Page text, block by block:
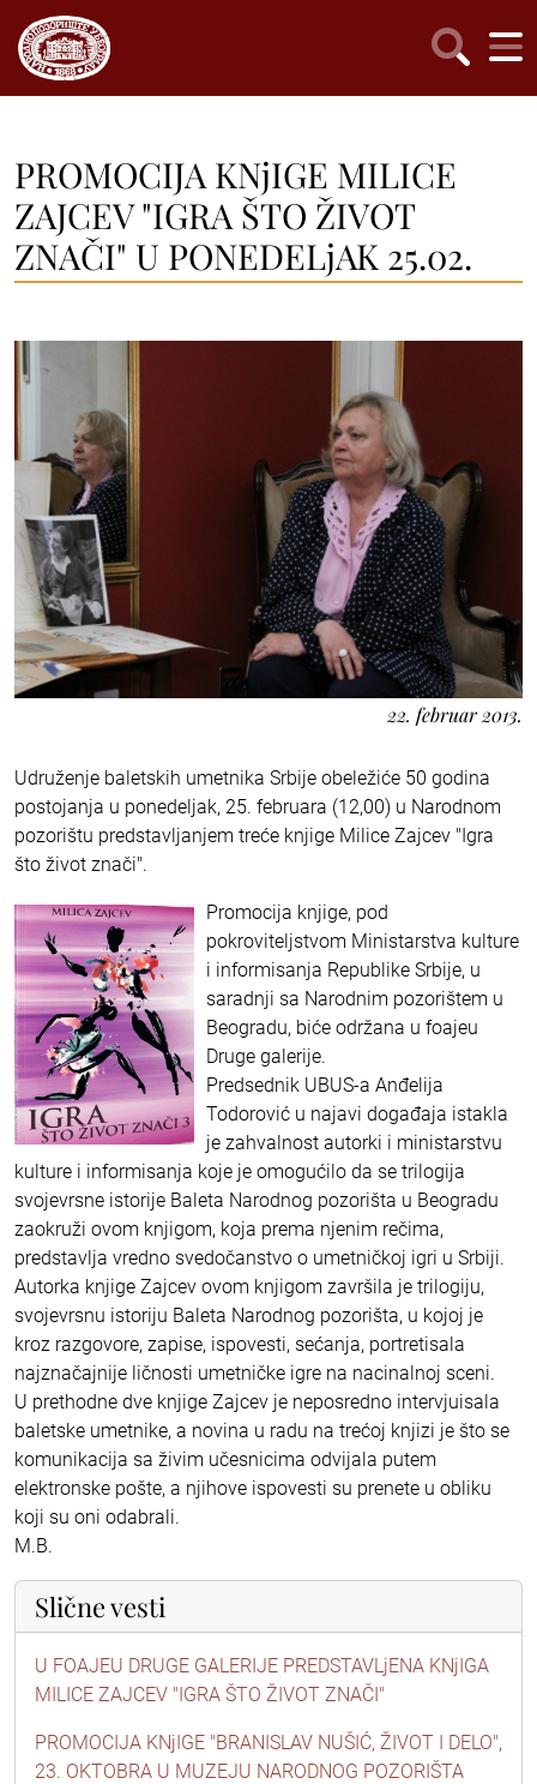
PROMOCIJA KNjIGE MILICE
ZAJCEV "IGRA ŠTO ŽIVOT
ZNAČI" U PONEDELjAK 25.02.
22. februar 2013.
Udruženje baletskih umetnika Srbije obeležiće 50 godina
postojanja u ponedeljak, 25. februara (12,00) u Narodnom
pozorištu predstavljanjem treće knjige Milice Zajcev "Igra
što život znači".
Promocija knjige, pod
pokroviteljstvom Ministarstva kulture
i informisanja Republike Srbije, u
saradnji sa Narodnim pozorištem u
Beogradu, biće održana u foajeu
Druge galerije.
Predsednik UBUS-a Anđelija
Todorović u najavi događaja istakla
je zahvalnost autorki i ministarstvu
kulture i informisanja koje je omogućilo da se trilogija
svojevrsne istorije Baleta Narodnog pozorišta u Beogradu
zaokruži ovom knjigom, koja prema njenim rečima,
predstavlja vredno svedočanstvo o umetničkoj igri u Srbiji.
Autorka knjige Zajcev ovom knjigom završila je trilogiju,
svojevrsnu istoriju Baleta Narodnog pozorišta, u kojoj je
kroz razgovore, zapise, ispovesti, sećanja, portretisala
najznačajnije ličnosti umetničke igre na nacinalnoj sceni.
U prethodne dve knjige Zajcev je neposredno intervjuisala
baletske umetnike, a novina u radu na trećoj knjizi je što se
komunikacija sa živim učesnicima odvijala putem
elektronske pošte, a njihove ispovesti su prenete u obliku
koji su oni odabrali.
M.B.
Slične vesti
U FOAJEU DRUGE GALERIJE PREDSTAVLjENA KNjIGA
MILICE ZAJCEV "IGRA ŠTO ŽIVOT ZNAČI"
PROMOCIJA KNjIGE "BRANISLAV NUŠIĆ, ŽIVOT I DELO",
23. OKTOBRA U MUZEJU NARODNOG POZORIŠTA